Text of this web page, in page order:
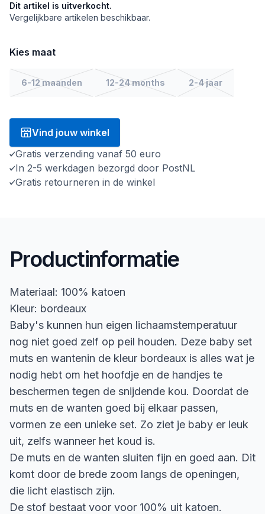
Dit artikel is uitverkocht.
Vergelijkbare artikelen beschikbaar.
Kies maat
6-12 maanden 12-24 months 2-4 jaar
Vind jouw winkel
Gratis verzending vanaf 50 euro
In 2-5 werkdagen bezorgd door PostNL
Gratis retourneren in de winkel
Productinformatie
Materiaal: 100% katoen
Kleur: bordeaux
Baby's kunnen hun eigen lichaamstemperatuur
nog niet goed zelf op peil houden. Deze baby set
muts en wantenin de kleur bordeaux is alles wat je
nodig hebt om het hoofdje en de handjes te
beschermen tegen de snijdende kou. Doordat de
muts en de wanten goed bij elkaar passen,
vormen ze een unieke set. Zo ziet je baby er leuk
uit, zelfs wanneer het koud is.
De muts en de wanten sluiten fijn en goed aan. Dit
komt door de brede zoom langs de openingen,
die licht elastisch zijn.
De stof bestaat voor voor 100% uit katoen.